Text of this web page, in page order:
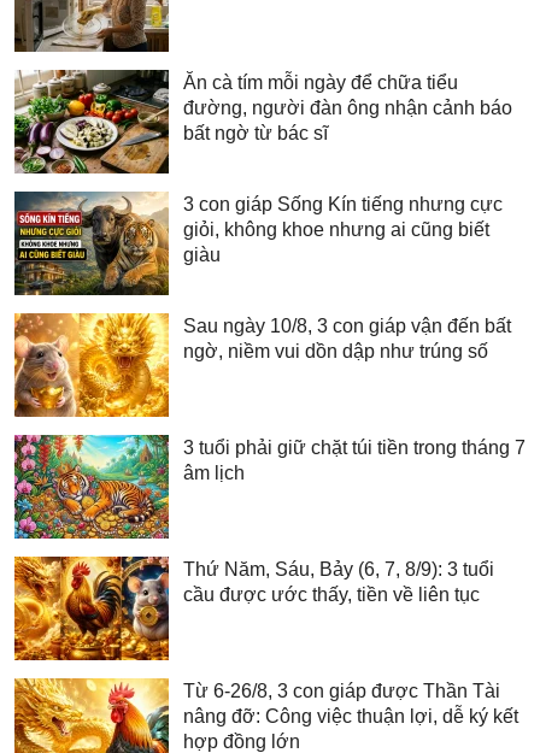
Ăn cà tím mỗi ngày để chữa tiểu
đường, người đàn ông nhận cảnh báo
bất ngờ từ bác sĩ
3 con giáp Sống Kín tiếng nhưng cực
giỏi, không khoe nhưng ai cũng biết
giàu
Sau ngày 10/8, 3 con giáp vận đến bất
ngờ, niềm vui dồn dập như trúng số
3 tuổi phải giữ chặt túi tiền trong tháng 7
âm lịch
Thứ Năm, Sáu, Bảy (6, 7, 8/9): 3 tuổi
cầu được ước thấy, tiền về liên tục
Từ 6-26/8, 3 con giáp được Thần Tài
nâng đỡ: Công việc thuận lợi, dễ ký kết
hợp đồng lớn